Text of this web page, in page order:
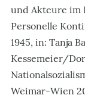
und Akteure im
Personelle
1945, in: Tanja
Kessemeier/
Weimar-Wien